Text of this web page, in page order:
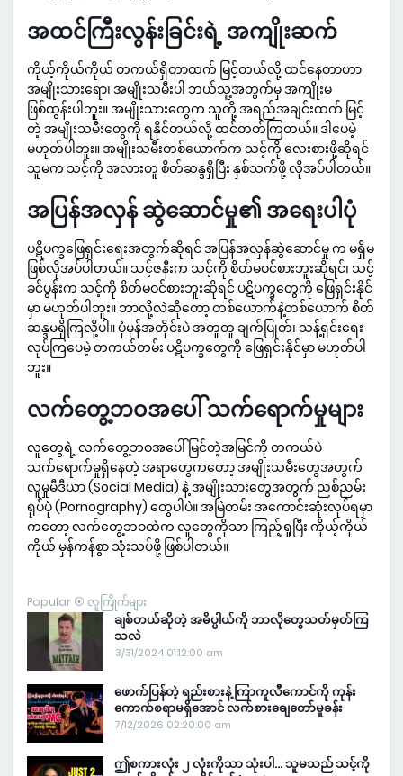
အထင်ကြီးလွန်းခြင်းရဲ့ အကျိုးဆက်
ကိုယ့်ကိုယ်ကိုယ် တကယ်ရှိတာထက် မြင့်တယ်လို့ ထင်နေတာဟာ
အမျိုးသားရော၊ အမျိုးသမီးပါ ဘယ်သူ့အတွက်မှ အကျိုးမ
ဖြစ်ထွန်းပါဘူး။ အမျိုးသားတွေက သူတို့ အရည်အချင်းထက် မြင့်
တဲ့ အမျိုးသမီးတွေကို ရနိုင်တယ်လို့ ထင်တတ်ကြတယ်။ ဒါပေမဲ့
မဟုတ်ပါဘူး။ အမျိုးသမီးတစ်ယောက်က သင့်ကို လေးစားဖို့ဆိုရင်
သူမက သင့်ကို အလားတူ စိတ်ဆန္ဒရှိပြီး နှစ်သက်ဖို့ လိုအပ်ပါတယ်။
အပြန်အလှန် ဆွဲဆောင်မှု၏ အရေးပါပုံ
ပဋိပက္ခဖြေရှင်းရေးအတွက်ဆိုရင် အပြန်အလှန်ဆွဲဆောင်မှု က မရှိမ
ဖြစ်လိုအပ်ပါတယ်။ သင့်ဇနီးက သင့်ကို စိတ်မဝင်စားဘူးဆိုရင်၊ သင့်
ခင်ပွန်းက သင့်ကို စိတ်မဝင်စားဘူးဆိုရင် ပဋိပက္ခတွေကို ဖြေရှင်းနိုင်
မှာ မဟုတ်ပါဘူး။ ဘာလို့လဲဆိုတော့ တစ်ယောက်နဲ့တစ်ယောက် စိတ်
ဆန္ဒမရှိကြလို့ပါ။ ပုံမှန်အတိုင်းပဲ အတူတူ ချက်ပြုတ်၊ သန့်ရှင်းရေး
လုပ်ကြပေမဲ့ တကယ်တမ်း ပဋိပက္ခတွေကို ဖြေရှင်းနိုင်မှာ မဟုတ်ပါ
ဘူး။
လက်တွေ့ဘဝအပေါ် သက်ရောက်မှုများ
လူတွေရဲ့ လက်တွေ့ဘဝအပေါ် မြင်တဲ့အမြင်ကို တကယ်ပဲ
သက်ရောက်မှုရှိနေတဲ့ အရာတွေကတော့ အမျိုးသမီးတွေအတွက်
လူမှုမီဒီယာ (Social Media) နဲ့ အမျိုးသားတွေအတွက် ညစ်ညမ်း
ရုပ်ပုံ (Pornography) တွေပါပဲ။ အမြဲတမ်း အကောင်းဆုံးလုပ်ရမှာ
ကတော့ လက်တွေ့ဘဝထဲက လူတွေကိုသာ ကြည့်ရှုပြီး ကိုယ့်ကိုယ်
ကိုယ် မှန်ကန်စွာ သုံးသပ်ဖို့ ဖြစ်ပါတယ်။
Popular ⦿ လူကြိုက်များ
ချစ်တယ်ဆိုတဲ့ အဓိပ္ပါယ်ကို ဘာလိုတွေသတ်မှတ်ကြ
သလဲ
3/31/2024 01:12:00 am
ဖောက်ပြန်တဲ့ ရည်းစားနဲ့ ကြာကူလီကောင်ကို ကုန်း
ကောက်စရာမရှိအောင် လက်စားချေတော်မူခန်း
7/12/2026 02:20:00 am
ဤစကားလုံး ၂ လုံးကိုသာ သုံးပါ… သူမသည် သင့်ကို